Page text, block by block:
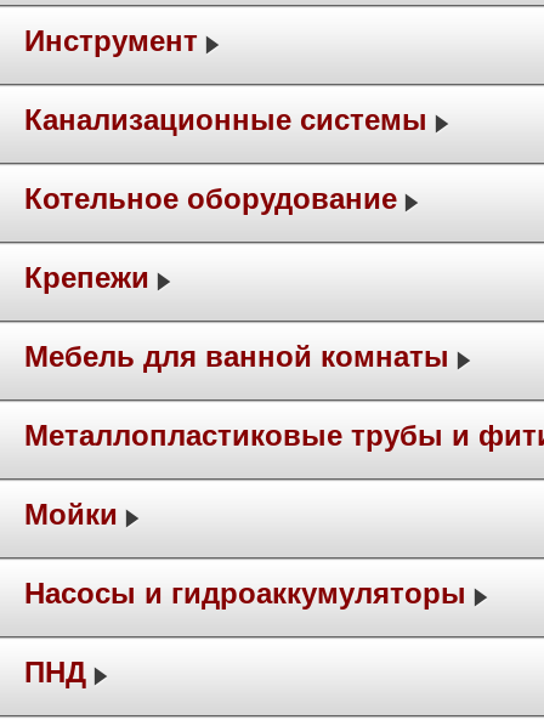
Инструмент
Канализационные системы
Котельное оборудование
Крепежи
Мебель для ванной комнаты
Металлопластиковые трубы и
Мойки
Насосы и гидроаккумуляторы
ПНД